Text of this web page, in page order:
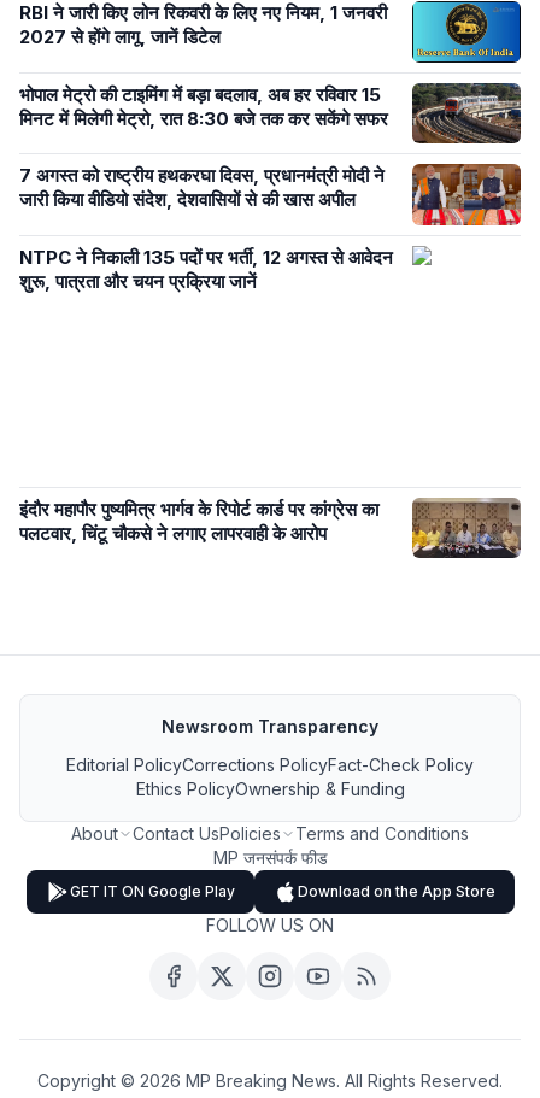
RBI ने जारी किए लोन रिकवरी के लिए नए नियम, 1 जनवरी
2027 से होंगे लागू, जानें डिटेल
भोपाल मेट्रो की टाइमिंग में बड़ा बदलाव, अब हर रविवार 15
मिनट में मिलेगी मेट्रो, रात 8:30 बजे तक कर सकेंगे सफर
7 अगस्त को राष्ट्रीय हथकरघा दिवस, प्रधानमंत्री मोदी ने
जारी किया वीडियो संदेश, देशवासियों से की खास अपील
NTPC ने निकाली 135 पदों पर भर्ती, 12 अगस्त से आवेदन
शुरू, पात्रता और चयन प्रक्रिया जानें
इंदौर महापौर पुष्यमित्र भार्गव के रिपोर्ट कार्ड पर कांग्रेस का
पलटवार, चिंटू चौकसे ने लगाए लापरवाही के आरोप
Newsroom Transparency
Editorial PolicyCorrections PolicyFact-Check Policy
Ethics PolicyOwnership & Funding
About Contact UsPolicies
Terms and Conditions
MP जनसंपर्क फीड
GET IT ON Google Play Download on the App Store
FOLLOW US ON
Copyright © 2026 MP Breaking News. All Rights Reserved.